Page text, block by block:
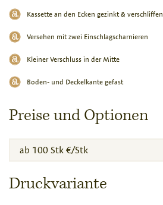
Kassette an den Ecken gezinkt & verschliffen
Versehen mit zwei Einschlagscharnieren
Kleiner Verschluss in der Mitte
Boden- und Deckelkante gefast
Preise und Optionen
ab 100 Stk €/Stk
Druckvariante